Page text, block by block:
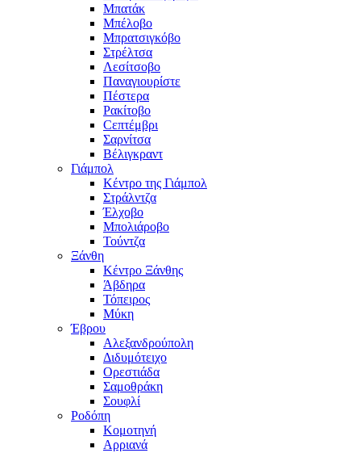
Μπατάκ
Μπέλοβο
Μπρατσιγκόβο
Στρέλτσα
Λεσίτσοβο
Παναγιουρίστε
Πέστερα
Ρακίτοβο
Сεπτέμβρι
Σαρνίτσα
Βέλιγκραντ
Γιάμπολ
Κέντρο της Γιάμπολ
Στράλντζα
Έλχοβο
Μπολιάροβο
Τούντζα
Ξάνθη
Κέντρο Ξάνθης
Άβδηρα
Τόπειρος
Μύκη
Έβρου
Αλεξανδρούπολη
Διδυμότειχο
Ορεστιάδα
Σαμοθράκη
Σουφλί
Ροδόπη
Κομοτηνή
Αρριανά